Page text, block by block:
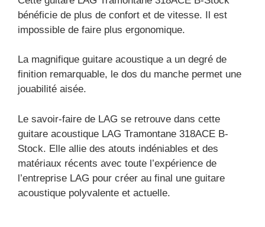
bénéficie de plus de confort et de vitesse. Il est
impossible de faire plus ergonomique.
La magnifique guitare acoustique a un degré de
finition remarquable, le dos du manche permet une
jouabilité aisée.
Le savoir-faire de LAG se retrouve dans cette
guitare acoustique LAG Tramontane 318ACE B-
Stock. Elle allie des atouts indéniables et des
matériaux récents avec toute l’expérience de
l’entreprise LAG pour créer au final une guitare
acoustique polyvalente et actuelle.